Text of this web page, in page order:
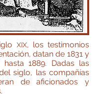
XIX, los testimonios
datan de 1831 y
hasta 1889. Dadas las
siglo, las compañías
de aficionados y